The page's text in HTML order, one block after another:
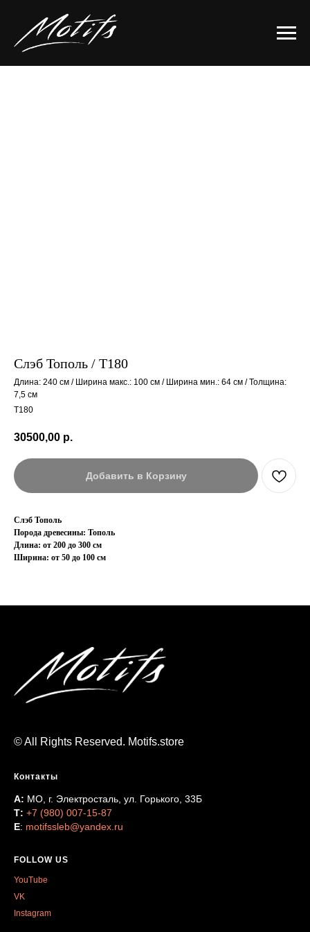
Слэб Тополь / Т180
Длина: 240 см / Ширина макс.: 100 см / Ширина мин.: 64 см / Толщина:
7,5 см
Т180
30500,00 р.
Добавить в Корзину
Слэб Тополь
Порода древесины: Тополь
Длина: от 200 до 300 см
Ширина: от 50 до 100 см
© All Rights Reserved. Motifs.store
Контакты
А: МО, г. Электросталь, ул. Горького, 33Б
Т: +7 (980) 007-15-87
Е: motifssleb@yandex.ru
FOLLOW US
YouTube
VK
Instagram